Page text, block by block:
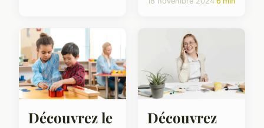
Découvrez le
Découvrez